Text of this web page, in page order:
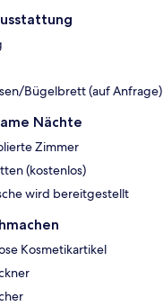
Bügelbrett (auf Anfrage)
Nächte
Zimmer
(kostenlos)
wird bereitgestellt
Kosmetikartikel